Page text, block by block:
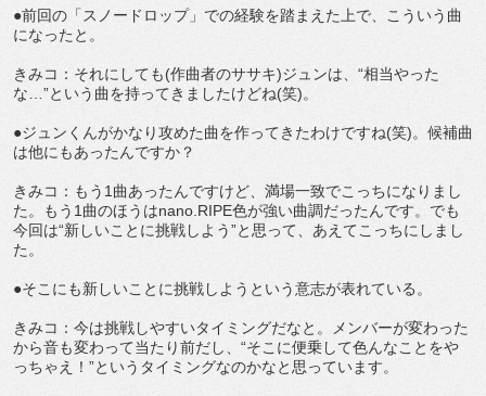
●前回の「スノードロップ」での経験を踏まえた上で、こういう曲
になったと。
きみコ：それにしても(作曲者のササキ)ジュンは、“相当やった
な…”という曲を持ってきましたけどね(笑)。
●ジュンくんがかなり攻めた曲を作ってきたわけですね(笑)。候補曲
は他にもあったんですか？
きみコ：もう1曲あったんですけど、満場一致でこっちになりまし
た。もう1曲のほうはnano.RIPE色が強い曲調だったんです。でも
今回は“新しいことに挑戦しよう”と思って、あえてこっちにしまし
た。
●そこにも新しいことに挑戦しようという意志が表れている。
きみコ：今は挑戦しやすいタイミングだなと。メンバーが変わった
から音も変わって当たり前だし、“そこに便乗して色んなことをや
っちゃえ！”というタイミングなのかなと思っています。